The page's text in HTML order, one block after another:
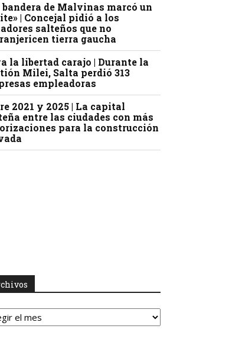
bandera de Malvinas marcó un
| Concejal pidió a los
salteños que no
tierra gaucha
la libertad carajo | Durante la
Milei, Salta perdió 313
empleadoras
2021 y 2025 | La capital
entre las ciudades con más
para la construcción